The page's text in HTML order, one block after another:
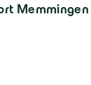
Memmingen